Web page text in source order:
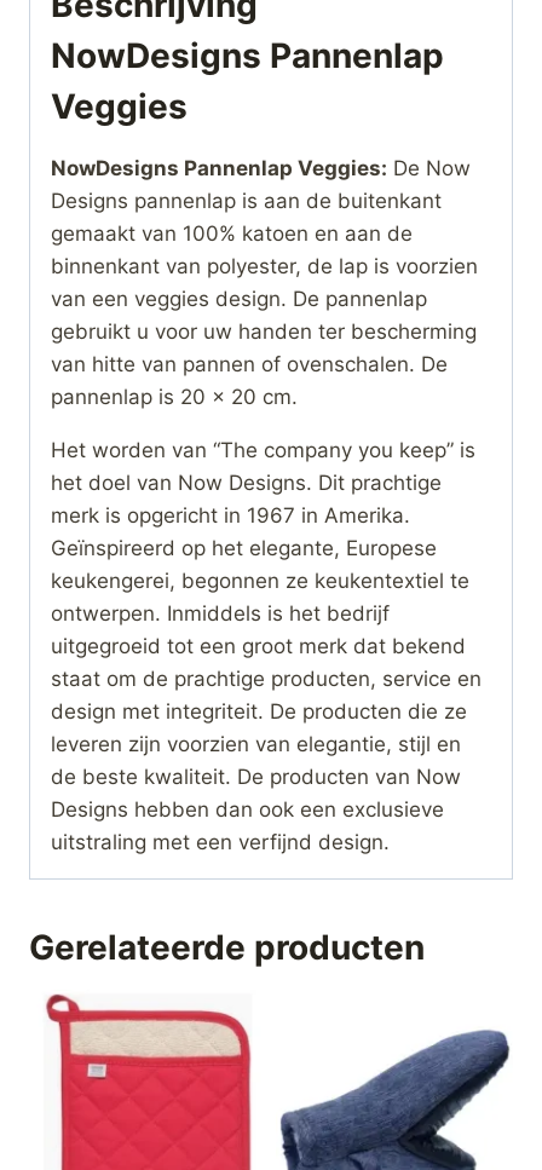
NowDesigns Pannenlap
Veggies
NowDesigns Pannenlap Veggies: De Now
Designs pannenlap is aan de buitenkant
gemaakt van 100% katoen en aan de
binnenkant van polyester, de lap is voorzien
van een veggies design. De pannenlap
gebruikt u voor uw handen ter bescherming
van hitte van pannen of ovenschalen. De
pannenlap is 20 x 20 cm.
Het worden van “The company you keep” is
het doel van Now Designs. Dit prachtige
merk is opgericht in 1967 in Amerika.
Geïnspireerd op het elegante, Europese
keukengerei, begonnen ze keukentextiel te
ontwerpen. Inmiddels is het bedrijf
uitgegroeid tot een groot merk dat bekend
staat om de prachtige producten, service en
design met integriteit. De producten die ze
leveren zijn voorzien van elegantie, stijl en
de beste kwaliteit. De producten van Now
Designs hebben dan ook een exclusieve
uitstraling met een verfijnd design.
Gerelateerde producten